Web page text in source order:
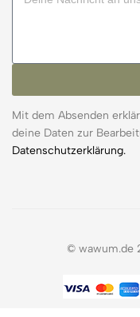
Mit dem Absenden
deine Daten zur
Datenschutzerklärung.
© wawum.de